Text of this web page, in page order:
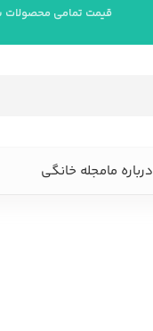
قیمت تمامی محصولات
درباره مامجله خانگی